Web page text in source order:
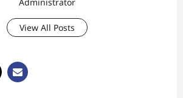
View All Posts